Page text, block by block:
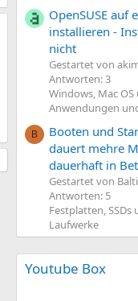
OpenSUSE auf
installieren -
nicht
Gestartet von
Antworten: 3
Windows, Mac
Anwendungen
B
Booten und
dauert mehre
dauerhaft in
Gestartet von
Antworten: 5
Festplatten, SSDs
Laufwerke
Youtube Box